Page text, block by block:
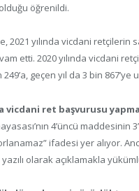
öğrenildi.
2021 yılında vicdani retçilerin
etti. 2020 yılında vicdani
249’a, geçen yıl da 3 bin
vicdani ret başvurusu
4’üncü maddesinin
ifadesi yer alıyor.
olarak açıklamakla